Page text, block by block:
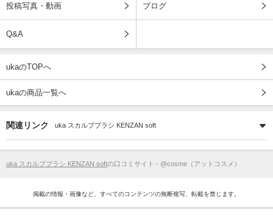
投稿写真・動画 ブログ
Q&A
ukaのTOPへ
ukaの商品一覧へ
関連リンク uka スカルプブラシ KENZAN soft
uka スカルプブラシ KENZAN softの口コミサイト - @cosme（アットコスメ）
掲載の情報・画像など、すべてのコンテンツの無断複写、転載を禁じます。